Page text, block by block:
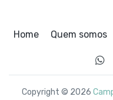
Home Quem somos
Copyright © 2026